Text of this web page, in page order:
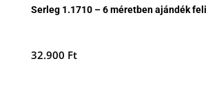
Serleg 1.1710 – 6 méretben ajándék
32.900 Ft